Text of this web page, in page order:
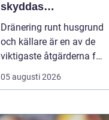
skyddas
husgrunden mot
fukt och skador
Dränering runt husgrund
och källare är en av de
viktigaste åtgärderna för
att skydda en fastighet
på lång sikt. I
markförhållanden, äldre
05 augusti 2026